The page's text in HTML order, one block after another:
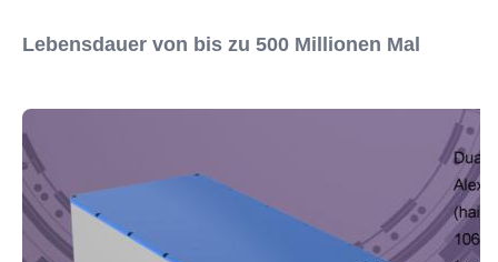
Lebensdauer von bis zu 500 Millionen Mal